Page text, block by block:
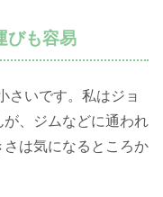
びも容易
さいです。私はジョ
、ジムなどに通われ
は気になるところか